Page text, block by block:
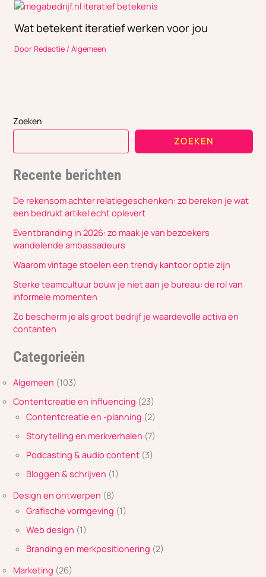
Wat betekent iteratief werken voor jou
DoorRedactie / Algemeen
Zoeken
ZOEKEN
Recente berichten
De rekensom achter relatiegeschenken: zo bereken je wat
een bedrukt artikel echt oplevert
Eventbranding in 2026: zo maak je van bezoekers
wandelende ambassadeurs
Waarom vintage stoelen een trendy kantoor optie zijn
Sterke teamcultuur bouw je niet aan je bureau: de rol van
informele momenten
Zo bescherm je als groot bedrijf je waardevolle activa en
contanten
Categorieën
Algemeen (103)
Contentcreatie en influencing (23)
Contentcreatie en -planning (2)
Storytelling en merkverhalen (7)
Podcasting & audio content (3)
Bloggen & schrijven (1)
Design en ontwerpen (8)
Grafische vormgeving (1)
Web design (1)
Branding en merkpositionering (2)
Marketing (26)